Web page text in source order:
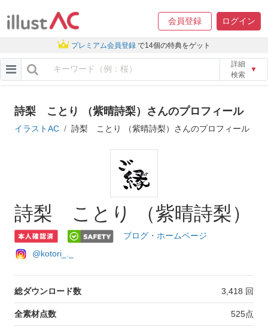
会員登録 ログイン
プレミアム会員登録 で14個の特典をゲット
詳細
検索
▼
詩梨 ことり （紫晴詩梨）さんのプロフィール
イラストAC 詩梨 ことり （紫晴詩梨）さんのプロフィール
詩梨 ことり （紫晴詩梨）
ブログ・ホームページ
@kotori_._
総ダウンロード数 3,418 回
全素材点数 525点